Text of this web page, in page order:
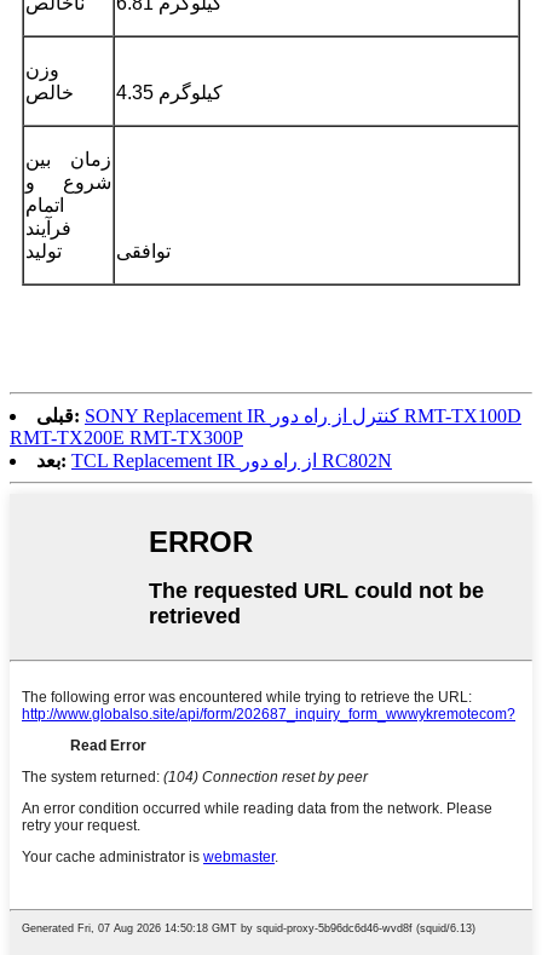
وزن
خالص
4.35 کیلوگرم
زمان بین
شروع و
اتمام
فرآیند
تولید
توافقی
قبلی: SONY Replacement IR کنترل از راه دور RMT-TX100D
RMT-TX200E RMT-TX300P
بعد:
TCL Replacement IR از راه دور RC802N